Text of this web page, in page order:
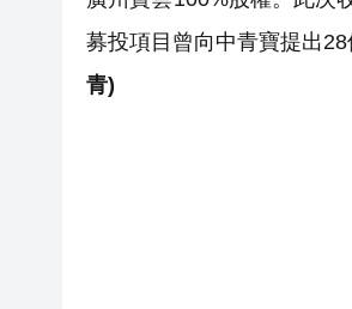
募投項目曾向中青寶提出
青)